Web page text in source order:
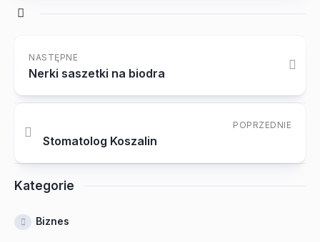
NASTĘPNE
Nerki saszetki na biodra
POPRZEDNIE
Stomatolog Koszalin
Kategorie
Biznes